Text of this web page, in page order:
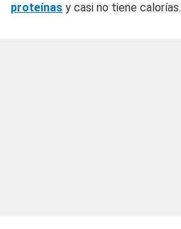
proteínas y casi no tiene calorías.